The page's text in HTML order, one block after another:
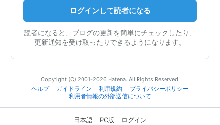
ログインして読者になる
読者になると、ブログの更新を簡単にチェックしたり、
更新通知を受け取ったりできるようになります。
Copyright (C) 2001-2026 Hatena. All Rights Reserved.
ヘルプ
ガイドライン 利用規約
プライバシーポリシー
利用者情報の外部送信について
日本語 PC版 ログイン